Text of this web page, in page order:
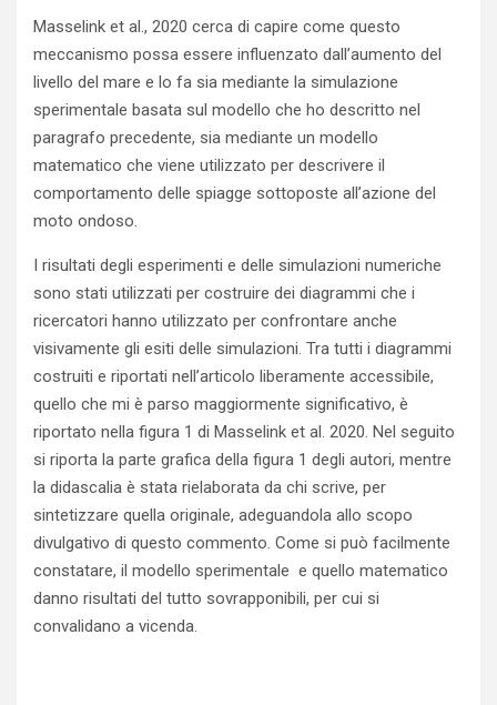
Masselink et al., 2020 cerca di capire come questo
meccanismo possa essere influenzato dall’aumento del
livello del mare e lo fa sia mediante la simulazione
sperimentale basata sul modello che ho descritto nel
paragrafo precedente, sia mediante un modello
matematico che viene utilizzato per descrivere il
comportamento delle spiagge sottoposte all’azione del
moto ondoso.
I risultati degli esperimenti e delle simulazioni numeriche
sono stati utilizzati per costruire dei diagrammi che i
ricercatori hanno utilizzato per confrontare anche
visivamente gli esiti delle simulazioni. Tra tutti i diagrammi
costruiti e riportati nell’articolo liberamente accessibile,
quello che mi è parso maggiormente significativo, è
riportato nella figura 1 di Masselink et al. 2020. Nel seguito
si riporta la parte grafica della figura 1 degli autori, mentre
la didascalia è stata rielaborata da chi scrive, per
sintetizzare quella originale, adeguandola allo scopo
divulgativo di questo commento. Come si può facilmente
constatare, il modello sperimentale e quello matematico
danno risultati del tutto sovrapponibili, per cui si
convalidano a vicenda.